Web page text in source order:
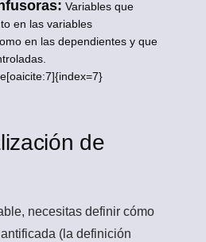
Variables que
en las variables
en las dependientes y que
de
necesitas definir cómo
(la definición